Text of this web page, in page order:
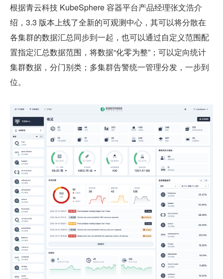
根据青云科技 KubeSphere 容器平台产品经理张文浩介
绍，3.3 版本上线了全新的可观测中心，其可以将分散在
各集群的数据汇总同步到一起，也可以通过自定义范围配
置指定汇总数据范围，将数据“化零为整”；可以定向统计
集群数据，分门别类；多集群告警统一管理分发，一步到
位。